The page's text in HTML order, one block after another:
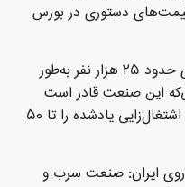
قیمت‌های دستوری در بورس
میانجی: امروز در صنعت سرب و روی حدود ۲۵ هزار نفر به‌طور
این صنعت قادر است
بدون اخذ هیچگونه تسهیلاتی میزان اشتغال‌زایی یادشده را تا ۵۰
ایران: صنعت سرب و